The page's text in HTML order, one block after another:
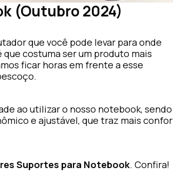
(Outubro 2024)
que você pode levar para onde
costuma ser um produto mais
ficar horas em frente a esse
ao utilizar o nosso notebook, sendo
e ajustável, que traz mais
Suportes para Notebook. Confira!